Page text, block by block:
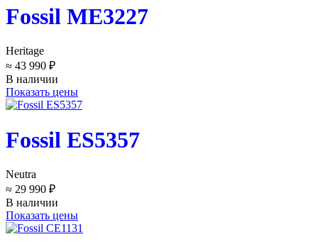
Fossil ME3227
Heritage
≈ 43 990 ₽
В наличии
Показать цены
Fossil ES5357
Neutra
≈ 29 990 ₽
В наличии
Показать цены